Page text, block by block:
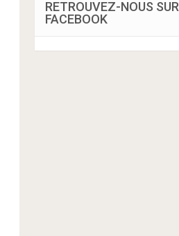
RETROUVEZ-NOUS SUR
FACEBOOK